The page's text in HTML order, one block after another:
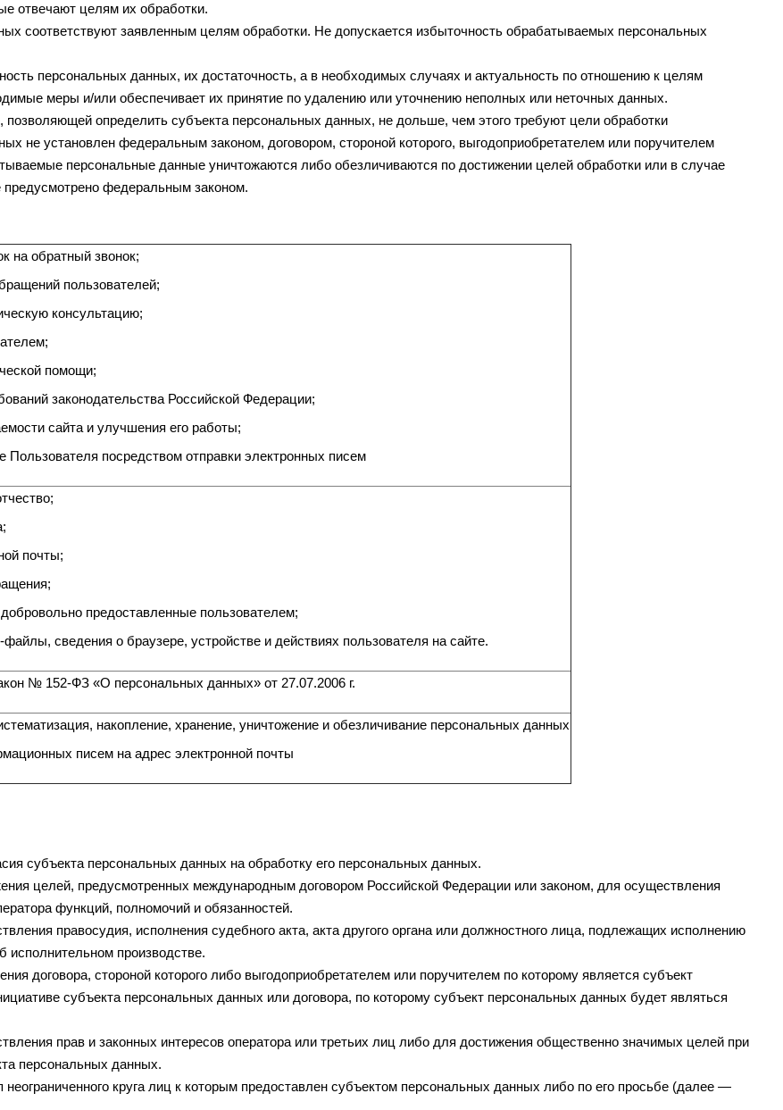
отвечают целям их обработки.
соответствуют заявленным целям обработки. Не допускается избыточность обрабатываемых персональных
персональных данных, их достаточность, а в необходимых случаях и актуальность по отношению к целям
меры и/или обеспечивает их принятие по удалению или уточнению неполных или неточных данных.
определить субъекта персональных данных, не дольше, чем этого требуют цели обработки
не установлен федеральным законом, договором, стороной которого, выгодоприобретателем или поручителем
персональные данные уничтожаются либо обезличиваются по достижении целей обработки или в случае
предусмотрено федеральным законом.
на обратный звонок;
пользователей;
консультацию;
помощи;
законодательства Российской Федерации;
сайта и улучшения его работы;
Пользователя посредством отправки электронных писем
почты;
предоставленные пользователем;
сведения о браузере, устройстве и действиях пользователя на сайте.
№ 152-ФЗ «О персональных данных» от 27.07.2006 г.
накопление, хранение, уничтожение и обезличивание персональных данных
писем на адрес электронной почты
субъекта персональных данных на обработку его персональных данных.
целей, предусмотренных международным договором Российской Федерации или законом, для осуществления
функций, полномочий и обязанностей.
правосудия, исполнения судебного акта, акта другого органа или должностного лица, подлежащих исполнению
исполнительном производстве.
договора, стороной которого либо выгодоприобретателем или поручителем по которому является субъект
субъекта персональных данных или договора, по которому субъект персональных данных будет являться
прав и законных интересов оператора или третьих лиц либо для достижения общественно значимых целей при
персональных данных.
круга лиц к которым предоставлен субъектом персональных данных либо по его просьбе (далее —